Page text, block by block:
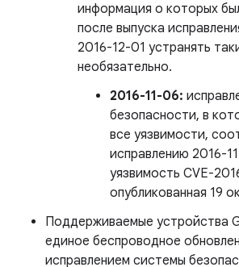
информация о которых
после выпуска
2016-12-01 устранять
необязательно.
2016-11-06:
безопасности, в
все уязвимости,
исправлению 2016-
уязвимость CVE-
опубликованная 19
Поддерживаемые устройства
единое беспроводное
исправлением системы